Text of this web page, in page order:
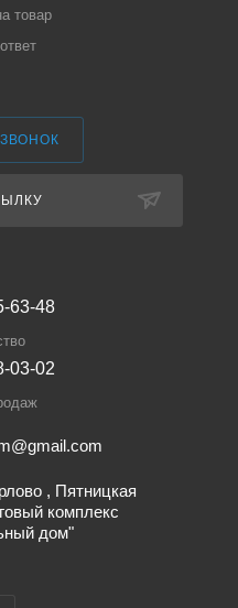
товар
63-48
03-02
, Пятницкая
комплекс
дом"